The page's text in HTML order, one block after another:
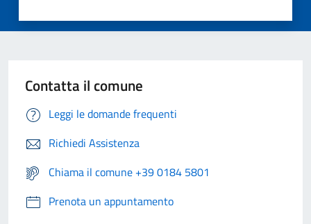
Contatta il comune
Leggi le domande frequenti
Richiedi Assistenza
Chiama il comune +39 0184 5801
Prenota un appuntamento